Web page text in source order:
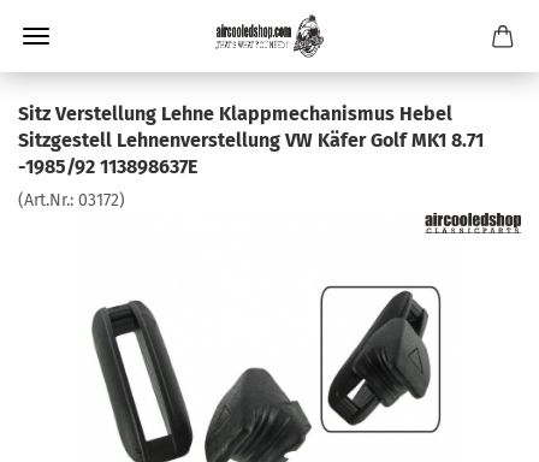
Sitz Verstellung Lehne Klappmechanismus Hebel
Sitzgestell Lehnenverstellung VW Käfer Golf MK1 8.71
-1985/92 113898637E
(Art.Nr.: 03172)